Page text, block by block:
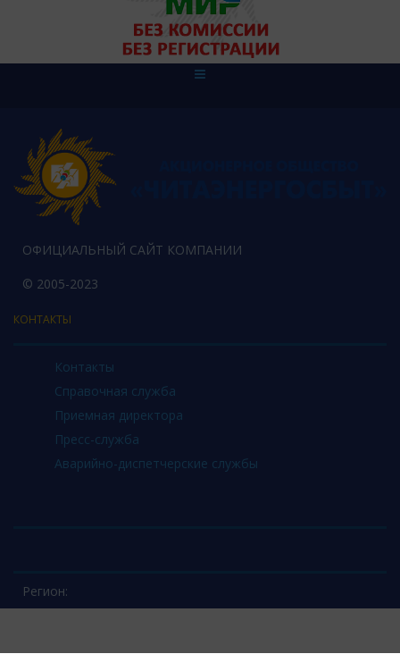
ОФИЦИАЛЬНЫЙ САЙТ КОМПАНИИ
© 2005-2023
КОНТАКТЫ
Контакты
Справочная служба
Приемная директора
Пресс-служба
Аварийно-диспетчерские службы
Регион: